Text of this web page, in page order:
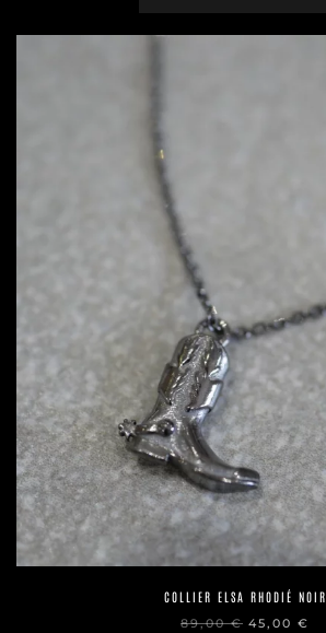
COLLIER ELSA RHODIÉ NOIR
89,00€ LE
45,00 €